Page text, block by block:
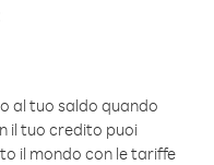
al tuo saldo quando
il tuo credito puoi
il mondo con le tariffe